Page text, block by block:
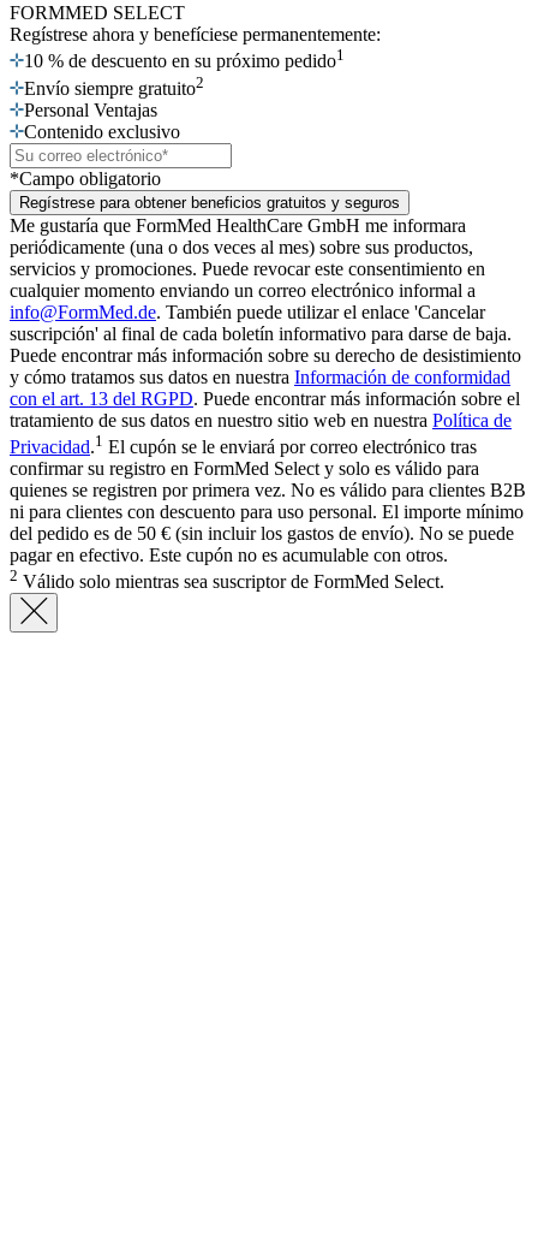
FORMMED SELECT
Regístrese ahora y benefíciese permanentemente:
10 % de descuento en su próximo pedido1
Envío siempre gratuito2
Personal Ventajas
Contenido exclusivo
*Campo obligatorio
Regístrese para obtener beneficios gratuitos y seguros
Me gustaría que FormMed HealthCare GmbH me informara
periódicamente (una o dos veces al mes) sobre sus productos,
servicios y promociones. Puede revocar este consentimiento en
cualquier momento enviando un correo electrónico informal a
info@FormMed.de. También puede utilizar el enlace 'Cancelar
suscripción' al final de cada boletín informativo para darse de baja.
Puede encontrar más información sobre su derecho de desistimiento
y cómo tratamos sus datos en nuestra Información de conformidad
con el art. 13 del RGPD. Puede encontrar más información sobre el
tratamiento de sus datos en nuestro sitio web en nuestra Política de
Privacidad.1 El cupón se le enviará por correo electrónico tras
confirmar su registro en FormMed Select y solo es válido para
quienes se registren por primera vez. No es válido para clientes B2B
ni para clientes con descuento para uso personal. El importe mínimo
del pedido es de 50 € (sin incluir los gastos de envío). No se puede
pagar en efectivo. Este cupón no es acumulable con otros.
2 Válido solo mientras sea suscriptor de FormMed Select.